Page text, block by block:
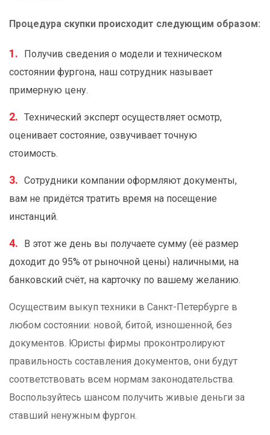
Процедура скупки происходит следующим образом:
Получив сведения о модели и техническом
состоянии фургона, наш сотрудник называет
примерную цену.
Технический эксперт осуществляет осмотр,
оценивает состояние, озвучивает точную
стоимость.
Сотрудники компании оформляют документы,
вам не придётся тратить время на посещение
инстанций.
В этот же день вы получаете сумму (её размер
доходит до 95% от рыночной цены) наличными, на
банковский счёт, на карточку по вашему желанию.
Осуществим выкуп техники в Санкт-Петербурге в
любом состоянии: новой, битой, изношенной, без
документов. Юристы фирмы проконтролируют
правильность составления документов, они будут
соответствовать всем нормам законодательства.
Воспользуйтесь шансом получить живые деньги за
ставший ненужным фургон.